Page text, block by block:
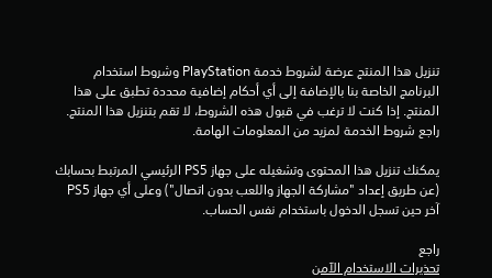
راجع شروط الخدمة لمزيد من المعلومات الهامة.
آخر حين تسجل الدخول باستخدام نفس الحساب.
راجع
تحذيرات الاستخدام الآمن